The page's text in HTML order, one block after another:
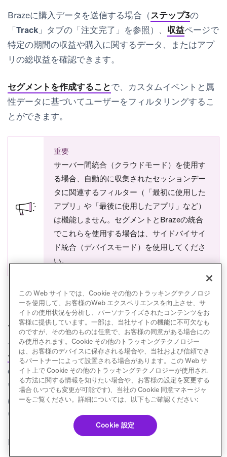
Brazeに購入データを送信する場合（ステップ3の
「Track」タブの「注文完了」を参照）、 収益ページで
特定の期間の収益や購入に関するデータ、またはアプ
リの総収益を確認できます。
セグメントを作成することで、カスタムイベントと属
性データに基づいてユーザーをフィルタリングするこ
とができます。
重要
サーバー間統合（クラウドモード）を使用す
る場合、自動的に収集されたセッションデー
タに関連するフィルター（「最初に使用した
アプリ」や「最後に使用したアプリ」など）
は機能しません。セグメントとBrazeの統合
でこれらを使用する場合は、サイドバイサイ
ド統合（デバイスモード）を使用してくださ
い。
ユーザーの削除と抑制
ユーザーを削除または抑制する必要がある場合は、
セグメントのユーザー削除機能(opens in new tab)
がBraze
の
/users/delete エンドポイントにマッピングされて
いることに注意してください。これらの削除の検証に
は最大30日かかる可能性があることに注意してくださ
い。
Brazeとセグメントの間で共通のユーザー識別子
この Web サイトでは、Cookie その他のトラッキングテクノロジ
ーを使用して、お客様のWeb エクスペリエンスを向上させ、サ
イトの使用状況を分析し、パーソナライズされたコンテンツをお
客様に提供しています。一部は、当社サイトの機能に不可欠なも
のですが、その他のものは任意で、お客様の同意がある場合にの
み使用されます。Cookie その他のトラッキングテクノロジー
は、お客様のデバイスに保存される場合や、当社および信頼でき
るパートナーによって設置される場合があります。この Web サ
イト上で Cookie その他のトラッキングテクノロジーが使用され
る方法に関する情報を知りたい場合や、お客様の設定を変更する
場合 (いつでも変更が可能です)、当社の Cookie 同意マネージャ
ーをご覧ください。詳細については、以下もご確認ください:
Cookie 設定